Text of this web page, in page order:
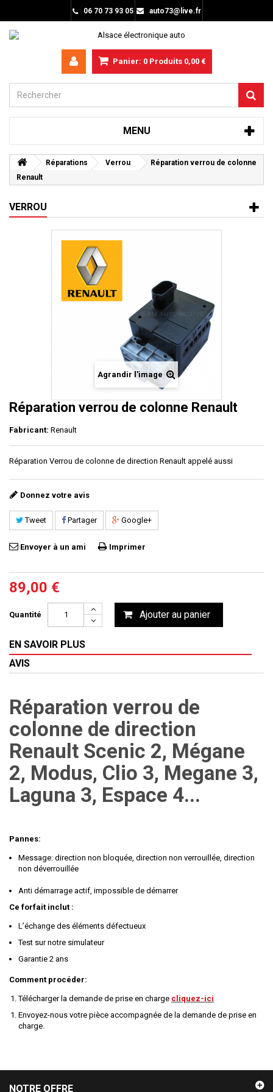
06 70 73 93 05 auto73@live.fr
Panier: 0 Produits 0,00 €
MENU
Réparations Verrou
Réparation verrou de colonne
Renault
VERROU
Agrandir l'image
Réparation verrou de colonne Renault
Fabricant: Renault
Réparation Verrou de colonne de direction Renault appelé aussi
Donnez votre avis
Tweet Partager Google+
Envoyer à un ami Imprimer
89,00 €
Quantité Ajouter au panier
EN SAVOIR PLUS
AVIS
Réparation verrou de
colonne de direction
Renault Scenic 2, Mégane
2, Modus, Clio 3, Megane 3,
Laguna 3, Espace 4...
Pannes:
Message: direction non bloquée, direction non verrouillée, direction
non déverrouillée
Anti démarrage actif, impossible de démarrer
Ce forfait inclut :
L’échange des éléments défectueux
Test sur notre simulateur
Garantie 2 ans
Comment procéder:
Télécharger la demande de prise en charge cliquez-ici
Envoyez-nous votre pièce accompagnée de la demande de prise en
charge.
NOTRE OFFRE